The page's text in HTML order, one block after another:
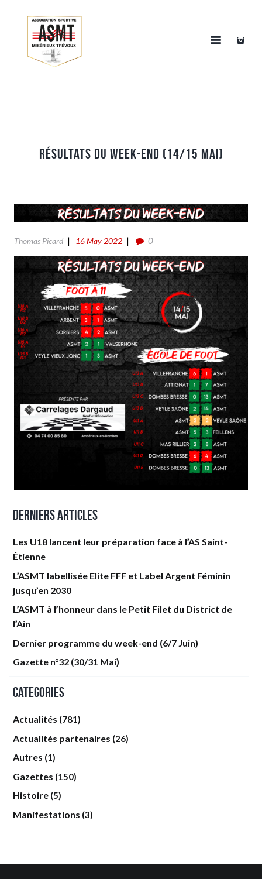
Résultats du week-end (14/15 Mai)
Thomas Picard 16 May 2022 0
Derniers articles
Les U18 lancent leur préparation face à l’AS Saint-
Étienne
L’ASMT labellisée Elite FFF et Label Argent Féminin
jusqu’en 2030
L’ASMT à l’honneur dans le Petit Filet du District de
l’Ain
Dernier programme du week-end (6/7 Juin)
Gazette n°32 (30/31 Mai)
Categories
Actualités (781)
Actualités partenaires (26)
Autres (1)
Gazettes (150)
Histoire (5)
Manifestations (3)